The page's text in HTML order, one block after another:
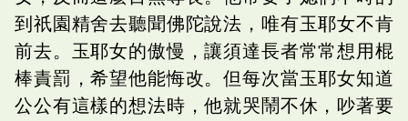
到祇園精舍去聽聞佛陀說法，唯有玉耶女不肯
前去。玉耶女的傲慢，讓須達長者常常想用棍
棒責罰，希望他能悔改。但每次當玉耶女知道
公公有這樣的想法時，他就哭鬧不休，吵著要